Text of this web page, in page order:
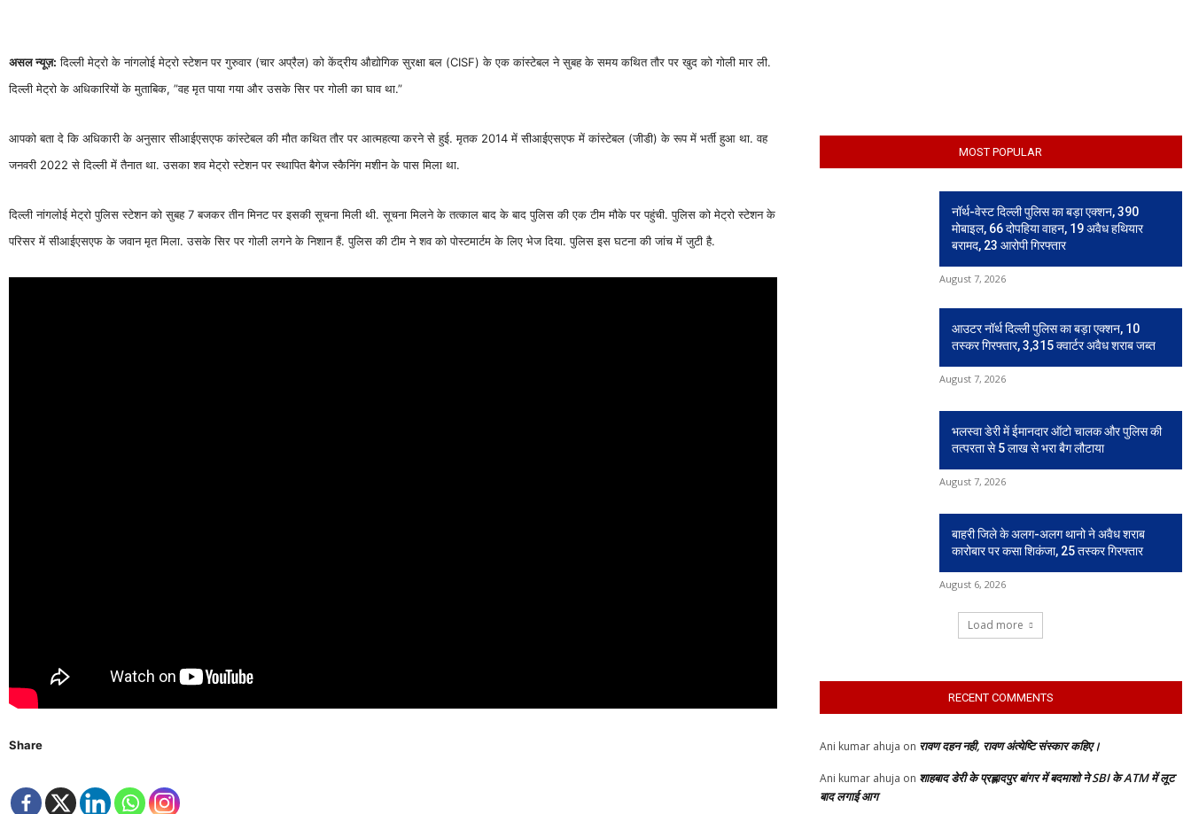
असल न्यूज़: दिल्ली मेट्रो के नांगलोई मेट्रो स्टेशन पर गुरुवार (चार अप्रैल) को केंद्रीय औद्योगिक सुरक्षा बल (CISF) के एक कांस्टेबल ने सुबह के समय कथित तौर पर खुद को गोली मार ली.
दिल्ली मेट्रो के अधिकारियों के मुताबिक, ”वह मृत पाया गया और उसके सिर पर गोली का घाव था.”
आपको बता दे कि अधिकारी के अनुसार सीआईएसएफ कांस्टेबल की मौत कथित तौर पर आत्महत्या करने से हुई. मृतक 2014 में सीआईएसएफ में कांस्टेबल (जीडी) के रूप में भर्ती हुआ था. वह
जनवरी 2022 से दिल्ली में तैनात था. उसका शव मेट्रो स्टेशन पर स्थापित बैगेज स्कैनिंग मशीन के पास मिला था.
दिल्ली नांगलोई मेट्रो पुलिस स्टेशन को सुबह 7 बजकर तीन मिनट पर इसकी सूचना मिली थी. सूचना मिलने के तत्काल बाद के बाद पुलिस की एक टीम मौके पर पहुंची. पुलिस को मेट्रो स्टेशन के
परिसर में सीआईएसएफ के जवान मृत मिला. उसके सिर पर गोली लगने के निशान हैं. पुलिस की टीम ने शव को पोस्टमार्टम के लिए भेज दिया. पुलिस इस घटना की जांच में जुटी है.
Share
MOST POPULAR
नॉर्थ-वेस्ट दिल्ली पुलिस का बड़ा एक्शन, 390
मोबाइल, 66 दोपहिया वाहन, 19 अवैध हथियार
बरामद, 23 आरोपी गिरफ्तार
August 7, 2026
आउटर नॉर्थ दिल्ली पुलिस का बड़ा एक्शन, 10
तस्कर गिरफ्तार, 3,315 क्वार्टर अवैध शराब जब्त
August 7, 2026
भलस्वा डेरी में ईमानदार ऑटो चालक और पुलिस की
तत्परता से 5 लाख से भरा बैग लौटाया
August 7, 2026
बाहरी जिले के अलग-अलग थानो ने अवैध शराब
कारोबार पर कसा शिकंजा, 25 तस्कर गिरफ्तार
August 6, 2026
Load more
RECENT COMMENTS
Ani kumar ahuja on रावण दहन नही, रावण अंत्येष्टि संस्कार कहिए।
Ani kumar ahuja on शाहबाद डेरी के प्रह्लादपुर बांगर में बदमाशो ने SBI के ATM में लूट
बाद लगाई आग